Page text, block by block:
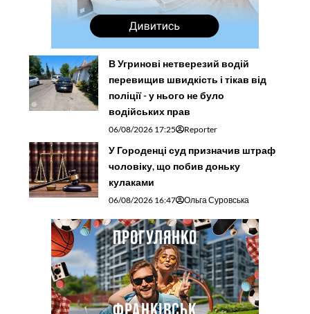
В Угринові нетверезий водій
перевищив швидкість і тікав від
поліції - у нього не було
водійських прав
06/08/2026 17:25 Reporter
У Городенці суд призначив штраф
чоловіку, що побив доньку
кулаками
06/08/2026 16:47 Ольга Суровська